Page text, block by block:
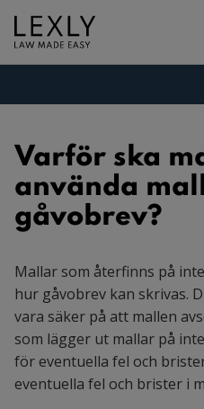
Varför ska
använda
gåvobrev?
Mallar som återfinns på
hur gåvobrev kan skrivas.
vara säker på att mallen
som lägger ut mallar på
för eventuella fel och
eventuella fel och brister i